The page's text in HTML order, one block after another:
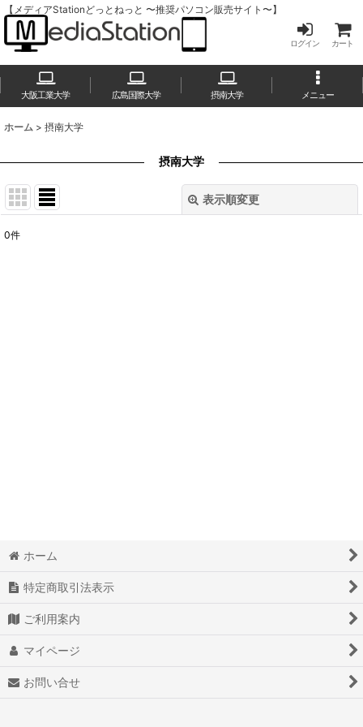
【メディアStationどっとねっと 〜推奨パソコン販売サイト〜】
ログイン カート
大阪工業大学 広島国際大学 摂南大学 メニュー
ホーム > 摂南大学
摂南大学
表示順変更
0件
ホーム
特定商取引法表示
ご利用案内
マイページ
お問い合せ